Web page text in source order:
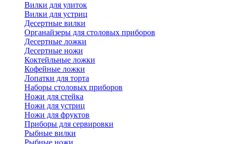
Вилки для улиток
Вилки для устриц
Десертные вилки
Органайзеры для столовых приборов
Десертные ложки
Десертные ножи
Коктейльные ложки
Кофейные ложки
Лопатки для торта
Наборы столовых приборов
Ножи для стейка
Ножи для устриц
Ножи для фруктов
Приборы для сервировки
Рыбные вилки
Рыбные ножи